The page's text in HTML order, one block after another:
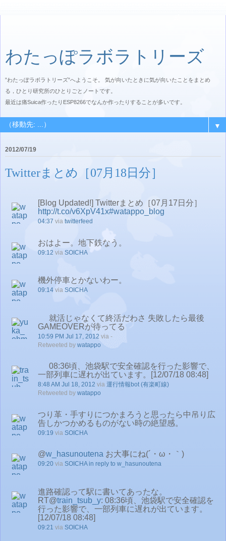
わたっぽラボラトリーズ
”わたっぽラボラトリーズ”へようこそ。 気が向いたときに気が向いたことをまとめ
る，ひとり研究所のひとりごとノートです。
最近は痛Suica作ったりESP8266でなんか作ったりすることが多いです。
▼
2012/07/19
Twitterまとめ［07月18日分］
[Blog Updated!] Twitterまとめ［07月17日分］
http://t.co/v6XpV41x#watappo_blog
04:37 via twitterfeed
おはよー。地下鉄なう。
09:12 via SOICHA
機外停車とかないわー。
09:14 via SOICHA
就活じゃなくて終活だわさ 失敗したら最後
GAMEOVERが待ってる
10:59 PM Jul 17, 2012 via -
Retweeted by watappo
08:36頃、池袋駅で安全確認を行った影響で、
一部列車に遅れが出ています。[12/07/18 08:48]
8:48 AM Jul 18, 2012 via 運行情報bot (有楽町線)
Retweeted by watappo
つり革・手すりにつかまろうと思ったら中吊り広
告しかつかめるものがない時の絶望感。
09:19 via SOICHA
@w_hasunoutena お大事にね(´・ω・｀)
09:20 via SOICHA in reply to w_hasunoutena
進路確認って駅に書いてあったな。
RT@train_tsub_y: 08:36頃、池袋駅で安全確認を
行った影響で、一部列車に遅れが出ています。
[12/07/18 08:48]
09:21 via SOICHA